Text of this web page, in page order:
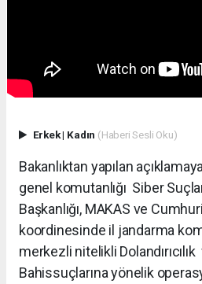
Erkek| Kadın (Haberi Sesli Oku)
Bakanlıktan yapılan
genel komutanlığı Siber
Başkanlığı, MAKAS ve
koordinesinde il jandarma
merkezli nitelikli Dolandırıcılık
Bahissuçlarına yönelik